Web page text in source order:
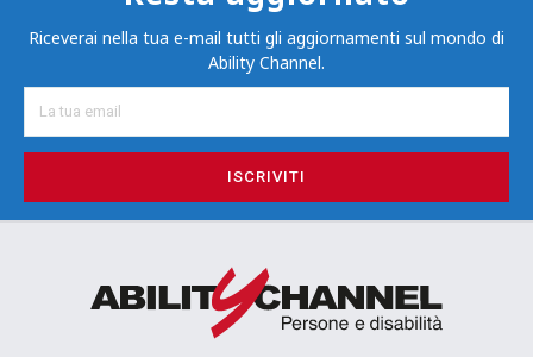
Riceverai nella tua e-mail tutti gli aggiornamenti sul mondo di
Ability Channel.
ISCRIVITI